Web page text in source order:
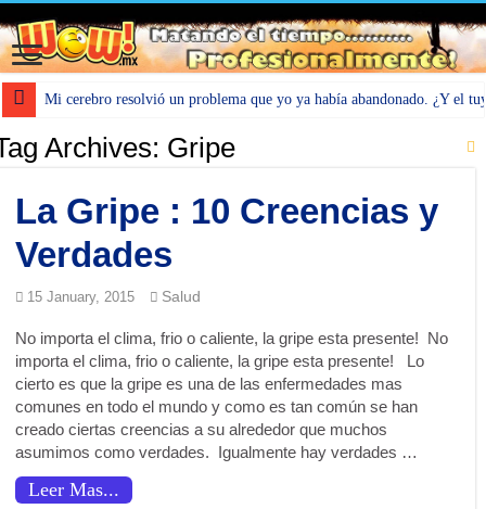
Mi cerebro resolvió un problema que yo ya había abandonado. ¿Y el
Archives: Gripe
La Gripe : 10 Creencias y
Verdades
15 January, 2015 Salud
No importa el clima, frio o caliente, la gripe esta presente! No
importa el clima, frio o caliente, la gripe esta presente! Lo
cierto es que la gripe es una de las enfermedades mas
comunes en todo el mundo y como es tan común se han
creado ciertas creencias a su alrededor que muchos
asumimos como verdades. Igualmente hay verdades …
Leer Mas...